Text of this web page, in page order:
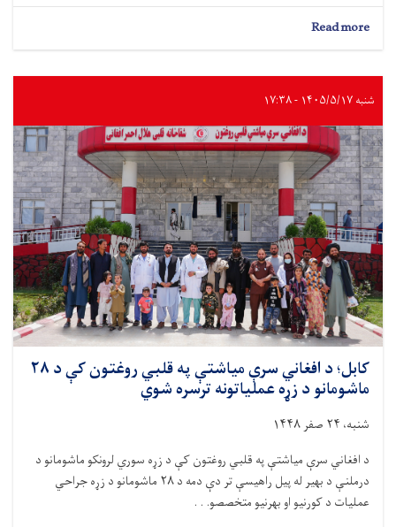
Read more
سرپل
زرګونه
ناروغان
افغاني
سرې
مياشتې
له
روغتيايي
خدمتونو
برخمن
شوي
شنبه ۱۴۰۵/۵/۱۷ - ۱۷:۳۸
کابل؛ د افغاني سرې میاشتې په قلبي روغتون کې د ۲۸
ماشومانو د زړه عملیاتونه ترسره شوي
شنبه، ۲۴ صفر ۱۴۴۸
د افغاني سرې میاشتې په قلبي روغتون کې د زړه سوري لرونکو ماشومانو د
درملنې د بهیر له پیل راهیسې تر دې دمه د ۲۸ ماشومانو د زړه جراحي
عملیات د کورنیو او بهرنیو متخصصو. . .